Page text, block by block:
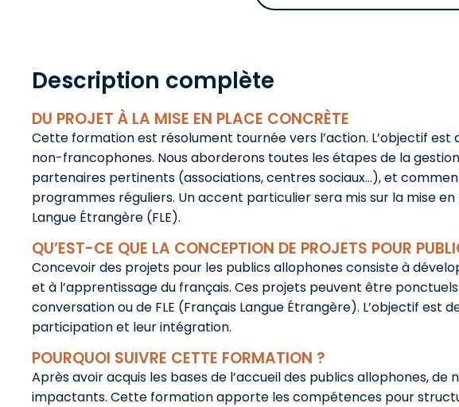
Description complète
DU PROJET À LA MISE EN PLACE CONCRÈTE
Cette formation est résolument tournée vers l’action. L’objectif
non-francophones. Nous aborderons toutes les étapes de la
partenaires pertinents (associations, centres sociaux…), et
programmes réguliers. Un accent particulier sera mis sur la mise
Langue Étrangère (FLE).
QU’EST-CE QUE LA CONCEPTION DE PROJETS POUR
Concevoir des projets pour les publics allophones consiste à
et à l’apprentissage du français. Ces projets peuvent être
conversation ou de FLE (Français Langue Étrangère). L’objectif
participation et leur intégration.
POURQUOI SUIVRE CETTE FORMATION ?
Après avoir acquis les bases de l’accueil des publics allophones,
impactants. Cette formation apporte les compétences pour